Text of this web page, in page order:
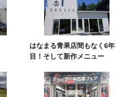
はなまる青果店間もなく6年
目！そして新作メニュー